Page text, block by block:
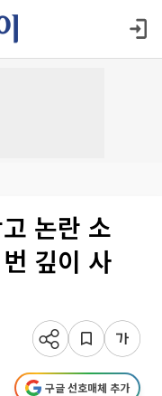
논란 소
깊이 사
구글 선호매체 추가